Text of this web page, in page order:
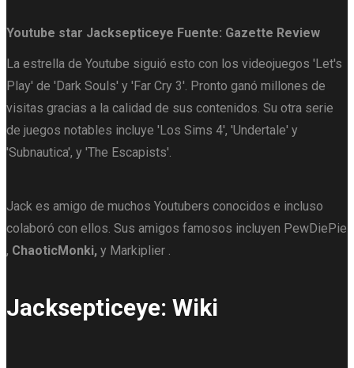
Youtube star Jacksepticeye Fuente: Gazette Review
La estrella de Youtube siguió esto con los videojuegos 'Let's
Play' de 'Dark Souls' y 'Far Cry 3'. Pronto ganó millones de
visitas gracias a la calidad de sus contenidos. Su otra serie
de juegos notables incluye 'Los Sims 4', 'Undertale' y
'Subnautica', y 'The Escapists'.
Jack es amigo de muchos Youtubers conocidos e incluso
colaboró ​​con ellos. Sus amigos famosos incluyen PewDiePie
, ChaoticMonki, y Markiplier .
Jacksepticeye: Wiki